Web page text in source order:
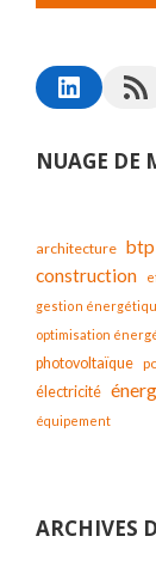
NUAGE DE
architecture btp
construction
gestion
optimisation
photovoltaïque
électricité
équipement
ARCHIVES